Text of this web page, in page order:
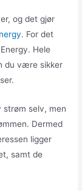
og det gjør
. For det
Hele
du være sikker
strøm selv, men
Dermed
ligger
samt de